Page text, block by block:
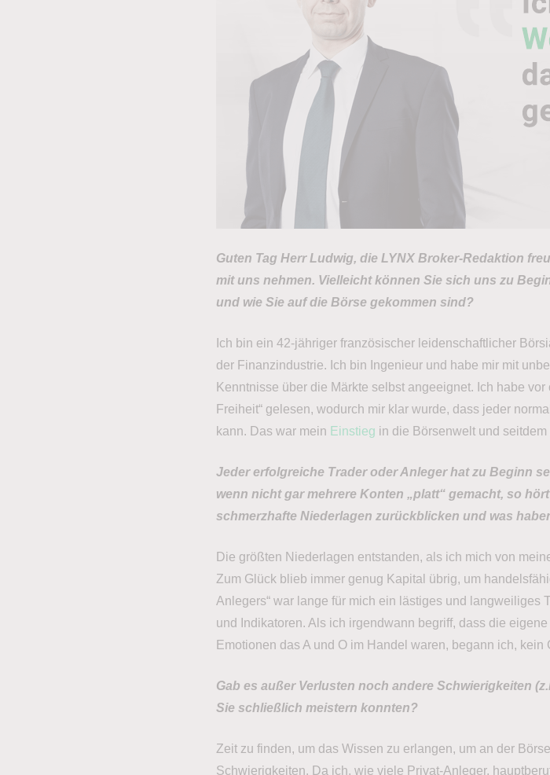
Guten Tag Herr Ludwig, die LYNX Broker-Redaktion
mit uns nehmen. Vielleicht können Sie sich uns zu
und wie Sie auf die Börse gekommen sind?
Ich bin ein 42-jähriger französischer leidenschaftlicher
der Finanzindustrie. Ich bin Ingenieur und habe mir mit
Kenntnisse über die Märkte selbst angeeignet. Ich habe
Freiheit“ gelesen, wodurch mir klar wurde, dass jeder
kann. Das war mein Einstieg in die Börsenwelt und
Jeder erfolgreiche Trader oder Anleger hat zu Beginn
wenn nicht gar mehrere Konten „platt“ gemacht, so
schmerzhafte Niederlagen zurückblicken und was
Die größten Niederlagen entstanden, als ich mich von
Zum Glück blieb immer genug Kapital übrig, um
Anlegers“ war lange für mich ein lästiges und langweiliges
und Indikatoren. Als ich irgendwann begriff, dass die
Emotionen das A und O im Handel waren, begann ich, kein
Gab es außer Verlusten noch andere Schwierigkeiten
Sie schließlich meistern konnten?
Zeit zu finden, um das Wissen zu erlangen, um an der
Schwierigkeiten. Da ich, wie viele Privat-Anleger,